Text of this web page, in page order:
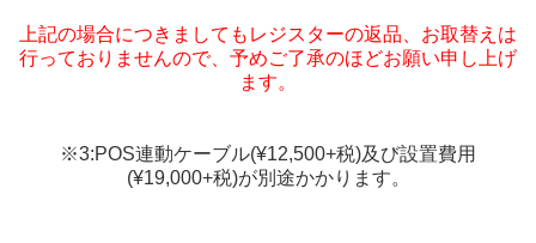
上記の場合につきましてもレジスターの返品、お取替えは
行っておりませんので、予めご了承のほどお願い申し上げ
ます。
※3:POS連動ケーブル(¥12,500+税)及び設置費用
(¥19,000+税)が別途かかります。